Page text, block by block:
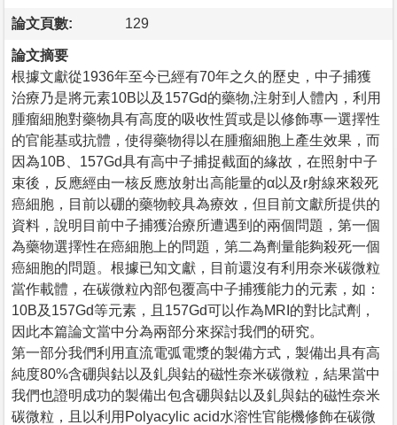
論文頁數: 129
論文摘要
根據文獻從1936年至今已經有70年之久的歷史，中子捕獲
治療乃是將元素10B以及157Gd的藥物,注射到人體內，利用
腫瘤細胞對藥物具有高度的吸收性質或是以修飾專一選擇性
的官能基或抗體，使得藥物得以在腫瘤細胞上產生效果，而
因為10B、157Gd具有高中子捕捉截面的緣故，在照射中子
束後，反應經由一核反應放射出高能量的α以及r射線來殺死
癌細胞，目前以硼的藥物較具為療效，但目前文獻所提供的
資料，說明目前中子捕獲治療所遭遇到的兩個問題，第一個
為藥物選擇性在癌細胞上的問題，第二為劑量能夠殺死一個
癌細胞的問題。根據已知文獻，目前還沒有利用奈米碳微粒
當作載體，在碳微粒內部包覆高中子捕獲能力的元素，如：
10B及157Gd等元素，且157Gd可以作為MRI的對比試劑，
因此本篇論文當中分為兩部分來探討我們的研究。
第一部分我們利用直流電弧電漿的製備方式，製備出具有高
純度80%含硼與鈷以及釓與鈷的磁性奈米碳微粒，結果當中
我們也證明成功的製備出包含硼與鈷以及釓與鈷的磁性奈米
碳微粒，且以利用Polyacylic acid水溶性官能機修飾在碳微